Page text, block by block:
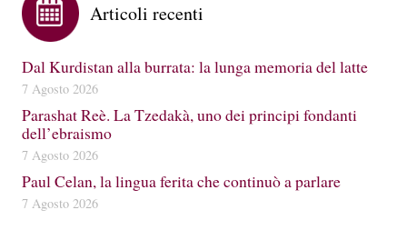
Articoli recenti
Dal Kurdistan alla burrata: la lunga memoria del latte
7 Agosto 2026
Parashat Reè. La Tzedakà, uno dei principi fondanti
dell’ebraismo
7 Agosto 2026
Paul Celan, la lingua ferita che continuò a parlare
7 Agosto 2026